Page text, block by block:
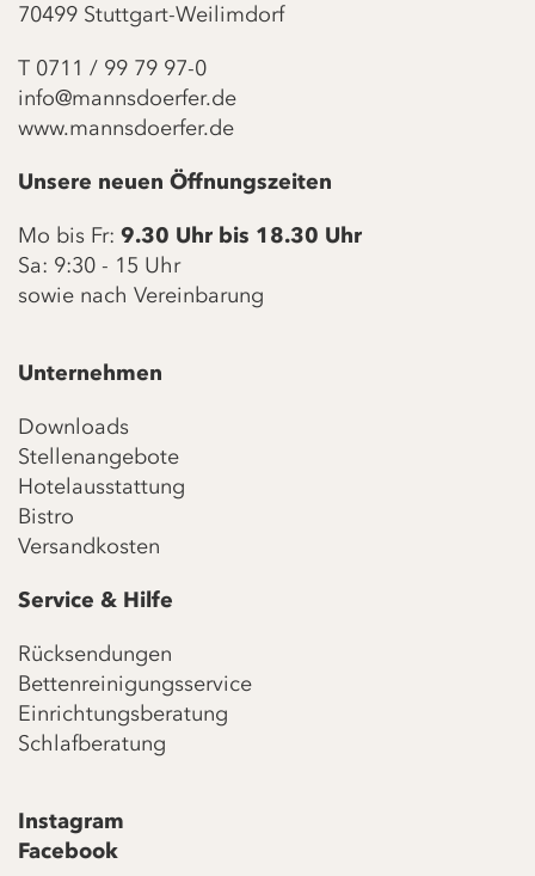
70499 Stuttgart-Weilimdorf
T 0711 / 99 79 97-0
info@mannsdoerfer.de
www.mannsdoerfer.de
Unsere neuen Öffnungszeiten
Mo bis Fr: 9.30 Uhr bis 18.30 Uhr
Sa: 9:30 - 15 Uhr
sowie nach Vereinbarung
Unternehmen
Downloads
Stellenangebote
Hotelausstattung
Bistro
Versandkosten
Service & Hilfe
Rücksendungen
Bettenreinigungsservice
Einrichtungsberatung
Schlafberatung
Instagram
Facebook